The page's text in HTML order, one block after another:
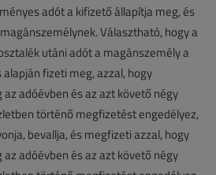
adót a kifizető állapítja meg, és
Választható, hogy a
utáni adót a magánszemély a
fizeti meg, azzal, hogy
adóévben és az azt követő négy
történő megfizetést engedélyez,
bevallja, és megfizeti azzal, hogy
adóévben és az azt követő négy